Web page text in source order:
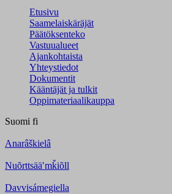
Etusivu
Saamelaiskäräjät
Päätöksenteko
Vastuualueet
Ajankohtaista
Yhteystiedot
Dokumentit
Kääntäjät ja tulkit
Oppimateriaalikauppa
Suomi fi
Anarâškielâ
Nuõrttsääʹmǩiõll
Davvisámegiella